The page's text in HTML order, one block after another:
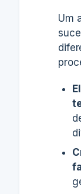
Um